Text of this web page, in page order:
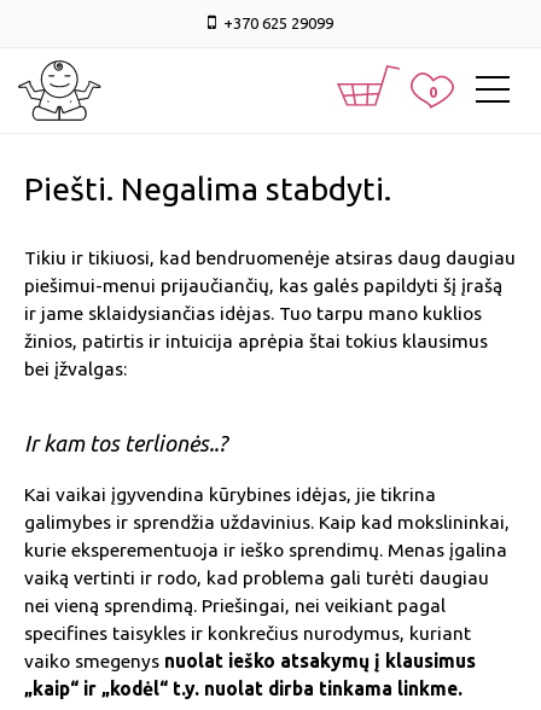
+370 625 29099
0
Piešti. Negalima stabdyti.
Tikiu ir tikiuosi, kad bendruomenėje atsiras daug daugiau
piešimui-menui prijaučiančių, kas galės papildyti šį įrašą
ir jame sklaidysiančias idėjas. Tuo tarpu mano kuklios
žinios, patirtis ir intuicija aprėpia štai tokius klausimus
bei įžvalgas:
Ir kam tos terlionės..?
Kai vaikai įgyvendina kūrybines idėjas, jie tikrina
galimybes ir sprendžia uždavinius. Kaip kad mokslininkai,
kurie eksperementuoja ir ieško sprendimų. Menas įgalina
vaiką vertinti ir rodo, kad problema gali turėti daugiau
nei vieną sprendimą. Priešingai, nei veikiant pagal
specifines taisykles ir konkrečius nurodymus, kuriant
vaiko smegenys nuolat ieško atsakymų į klausimus
„kaip“ ir „kodėl“ t.y. nuolat dirba tinkama linkme.